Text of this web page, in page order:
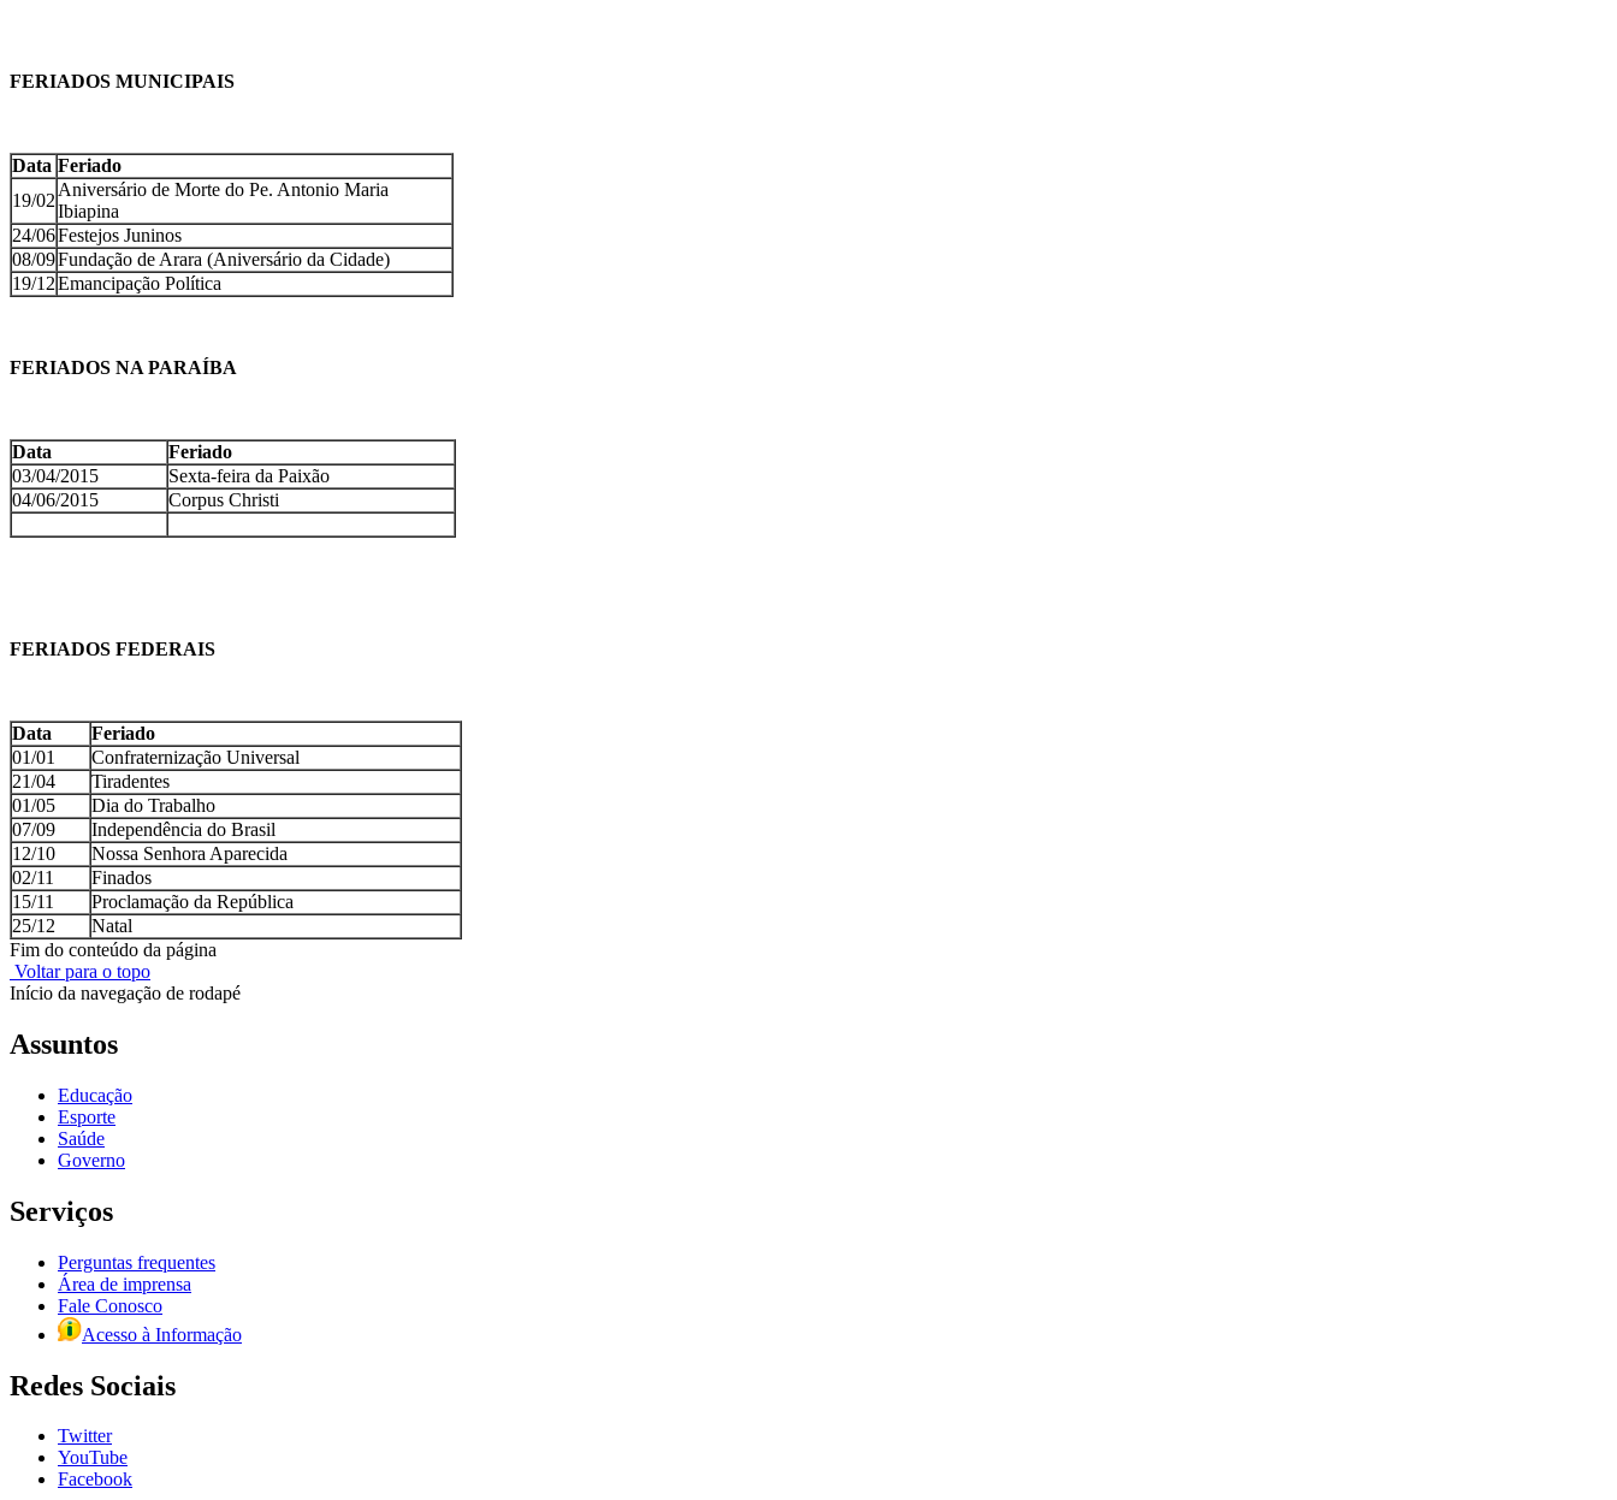
FERIADOS MUNICIPAIS
Data Feriado
19/02
Aniversário de Morte do Pe. Antonio Maria
Ibiapina
24/06Festejos Juninos
08/09Fundação de Arara (Aniversário da Cidade)
19/12Emancipação Política
FERIADOS NA PARAÍBA
Data
Feriado
03/04/2015
Sexta-feira da Paixão
04/06/2015
Corpus Christi
FERIADOS FEDERAIS
Data
Feriado
01/01
Confraternização Universal
21/04
Tiradentes
01/05
Dia do Trabalho
07/09
Independência do Brasil
12/10
Nossa Senhora Aparecida
02/11
Finados
15/11
Proclamação da República
25/12
Natal
Fim do conteúdo da página
Voltar para o topo
Início da navegação de rodapé
Assuntos
Educação
Esporte
Saúde
Governo
Serviços
Perguntas frequentes
Área de imprensa
Fale Conosco
Acesso à Informação
Redes Sociais
Twitter
YouTube
Facebook